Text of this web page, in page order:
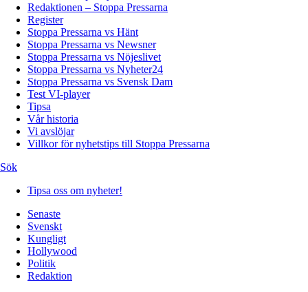
Redaktionen – Stoppa Pressarna
Register
Stoppa Pressarna vs Hänt
Stoppa Pressarna vs Newsner
Stoppa Pressarna vs Nöjeslivet
Stoppa Pressarna vs Nyheter24
Stoppa Pressarna vs Svensk Dam
Test VI-player
Tipsa
Vår historia
Vi avslöjar
Villkor för nyhetstips till Stoppa Pressarna
Sök
Tipsa oss om nyheter!
Senaste
Svenskt
Kungligt
Hollywood
Politik
Redaktion